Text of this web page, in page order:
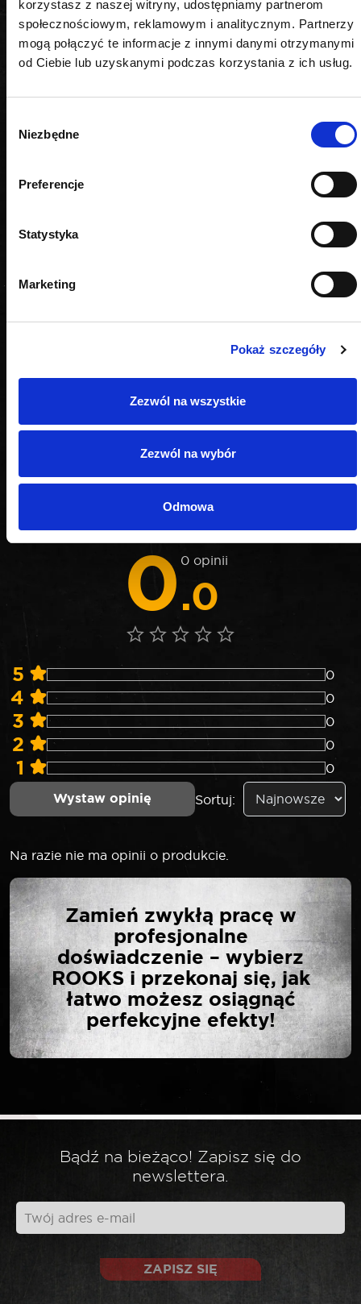
korzystasz z naszej witryny, udostępniamy partnerom
społecznościowym, reklamowym i analitycznym. Partnerzy
mogą połączyć te informacje z innymi danymi otrzymanymi
od Ciebie lub uzyskanymi podczas korzystania z ich usług.
zgody
Niezbędne
Preferencje
Statystyka
Marketing
Pokaż szczegóły
Zezwól na wszystkie
Zezwól na wybór
Odmowa
OPINIE
konsumentów, którzy rzeczywiście używali danego
produktu lub go kupili.
0.0
0 opinii
5 0
4 0
3 0
2 0
1 0
Wystaw opinię Sortuj:
Na razie nie ma opinii o produkcie.
NAPISZ PIERWSZĄ
OPINIĘ O „SELTA KLUCZ
PŁASKO-OCZKOWY 22
MM”
Twój adres email nie zostanie opublikowany.
Wymagane pola są oznaczone
*
Twoja opinia*
Zamień zwykłą pracę w
profesjonalne
doświadczenie – wybierz
ROOKS i przekonaj się, jak
łatwo możesz osiągnąć
perfekcyjne efekty!
Bądź na bieżąco! Zapisz się do
newslettera.
ZAPISZ SIĘ